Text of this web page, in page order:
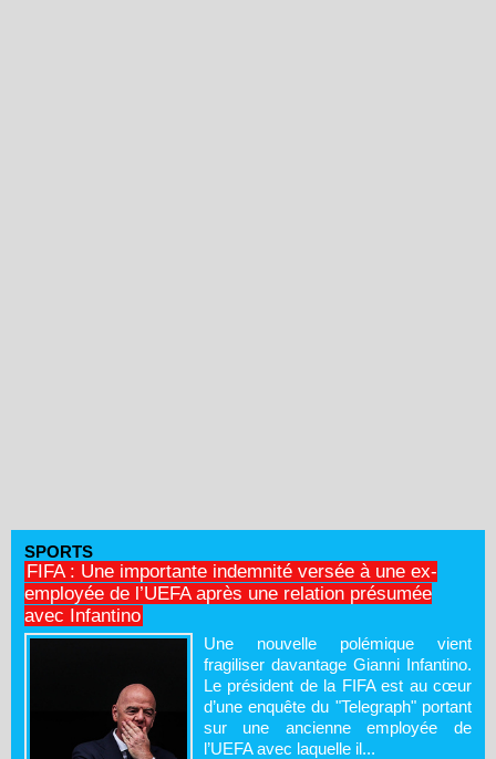
SPORTS
FIFA : Une importante indemnité versée à une ex-
employée de l’UEFA après une relation présumée
avec Infantino
Une nouvelle polémique vient
fragiliser davantage Gianni Infantino.
Le président de la FIFA est au cœur
d’une enquête du "Telegraph" portant
sur une ancienne employée de
l’UEFA avec laquelle il...